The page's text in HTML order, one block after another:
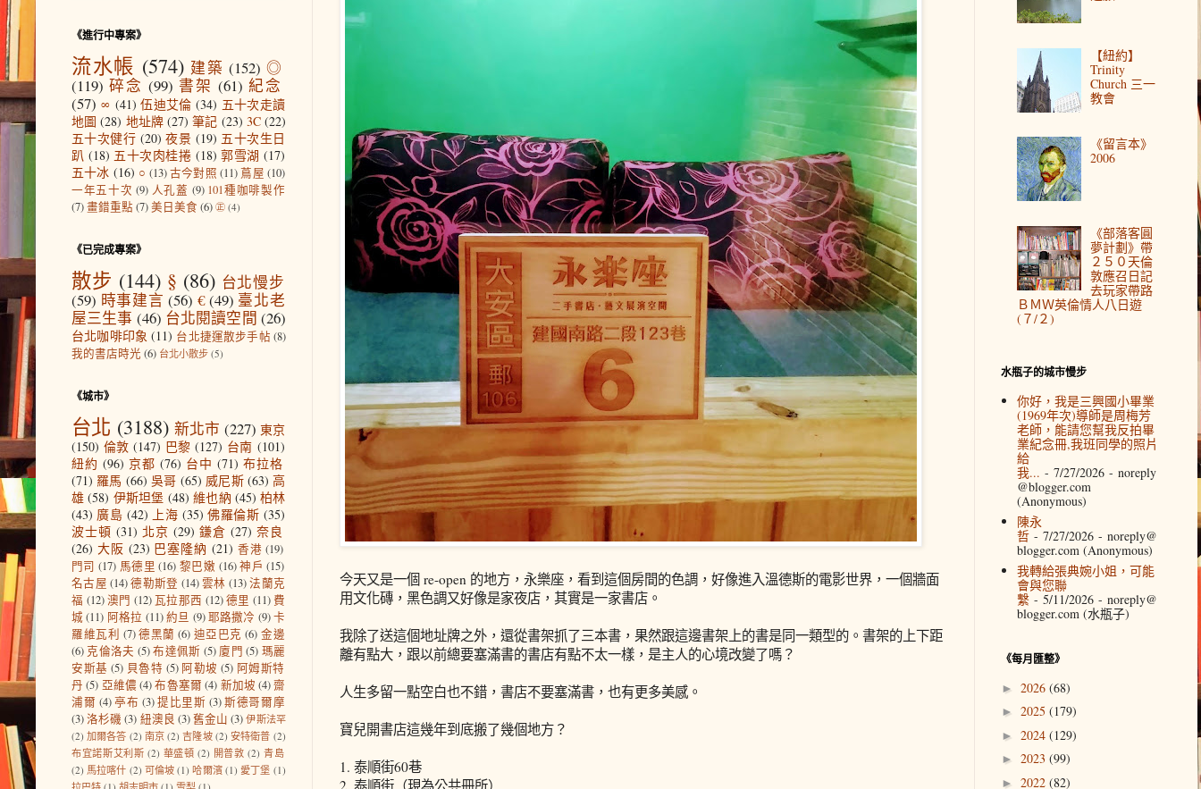
今天又是一個 re-open 的地方，永樂座，看到這個房間的色調，好像進入溫德斯的電影世界，一個牆面
用文化磚，黑色調又好像是家夜店，其實是一家書店。
我除了送這個地址牌之外，還從書架抓了三本書，果然跟這邊書架上的書是同一類型的。書架的上下距
離有點大，跟以前總要塞滿書的書店有點不太一樣，是主人的心境改變了嗎？
人生多留一點空白也不錯，書店不要塞滿書，也有更多美感。
寶兒開書店這幾年到底搬了幾個地方？
1. 泰順街60巷
2. 泰順街（現為公共冊所）
《進行中專案》
流水帳 (574) 建築 (152) ◎
(119) 碎念 (99) 書架 (61) 紀念
(57) ∞ (41) 伍迪艾倫 (34) 五十次走讀
地圖 (28) 地址牌 (27) 筆記 (23) 3C (22)
五十次健行 (20) 夜景 (19) 五十次生日
趴 (18) 五十次肉桂捲 (18) 郭雪湖 (17)
五十冰 (16) ○ (13)古今對照 (11) 蔦屋 (10)
一年五十次 (9) 人孔蓋 (9) 101種咖啡製作
(7)畫錯重點 (7)美日美食 (6) ㊣ (4)
《已完成專案》
散步 (144) § (86) 台北慢步
(59) 時事建言 (56) € (49) 臺北老
屋三生事 (46) 台北閱讀空間 (26)
台北咖啡印象 (11) 台北捷運散步手帖 (8)
我的書店時光 (6) 台北小散步 (5)
《城市》
台北 (3188) 新北市 (227) 東京
(150) 倫敦 (147) 巴黎 (127) 台南 (101)
紐約 (96) 京都 (76) 台中 (71) 布拉格
(71) 羅馬 (66) 吳哥 (65) 威尼斯 (63) 高
雄 (58) 伊斯坦堡 (48) 維也納 (45) 柏林
(43) 廣島 (42) 上海 (35) 佛羅倫斯 (35)
波士頓 (31) 北京 (29) 鎌倉 (27) 奈良
(26) 大阪 (23) 巴塞隆納 (21) 香港 (19)
門司 (17) 馬德里 (16) 黎巴嫩 (16) 神戶 (15)
名古屋 (14) 德勒斯登 (14)雲林 (13)法蘭克
福 (12) 澳門 (12)瓦拉那西 (12) 德里 (11) 費
城 (11) 阿格拉 (11)約旦 (9) 耶路撒冷 (9)卡
羅維瓦利 (7) 德黑蘭 (6) 迪亞巴克 (6) 金邊
(6) 克倫洛夫 (5)布達佩斯 (5) 廈門 (5) 瑪麗
安斯基 (5) 貝魯特 (5) 阿勒坡 (5) 阿姆斯特
丹 (5) 亞維儂 (4) 布魯塞爾 (4) 新加坡 (4) 齋
浦爾 (4) 亭布 (3) 提比里斯 (3) 斯德哥爾摩
(3)洛杉磯 (3) 紐澳良 (3)舊金山 (3) 伊斯法罕
(2) 加爾各答 (2) 南京 (2) 吉隆坡 (2) 安特衛普 (2)
布宜諾斯艾利斯 (2) 華盛頓 (2) 開普敦 (2) 青島
(2) 馬拉喀什 (2) 可倫坡 (1) 哈爾濱 (1) 愛丁堡 (1)
【紐約】
Trinity
Church 三一
教會
《留言本》
2006
《部落客圓
夢計劃》帶
２５０天倫
敦應召日記
去玩家帶路
ＢＭＷ英倫情人八日遊
(７/２)
水瓶子的城市慢步
你好，我是三興國小畢業
(1969年次)導師是周梅芳
老師，能請您幫我反拍畢
業紀念冊,我班同學的照片
給
我... - 7/27/2026- noreply
@blogger.com
(Anonymous)
陳永
哲- 7/27/2026- noreply@
blogger.com (Anonymous)
我轉給張典婉小姐，可能
會與您聯
繫- 5/11/2026- noreply@
blogger.com (水瓶子)
《每月匯整》
► 2026 (68)
► 2025 (179)
► 2024 (129)
► 2023 (99)
► 2022 (82)